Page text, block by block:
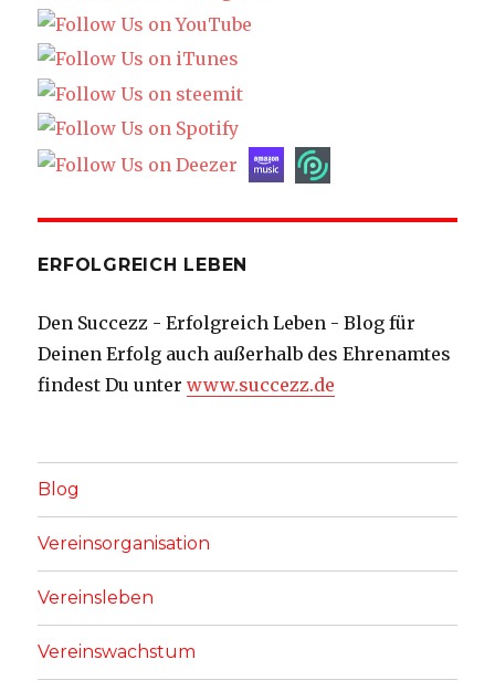
ERFOLGREICH LEBEN
Den Succezz - Erfolgreich Leben - Blog für
Deinen Erfolg auch außerhalb des Ehrenamtes
findest Du unterwww.succezz.de
Blog
Vereinsorganisation
Vereinsleben
Vereinswachstum